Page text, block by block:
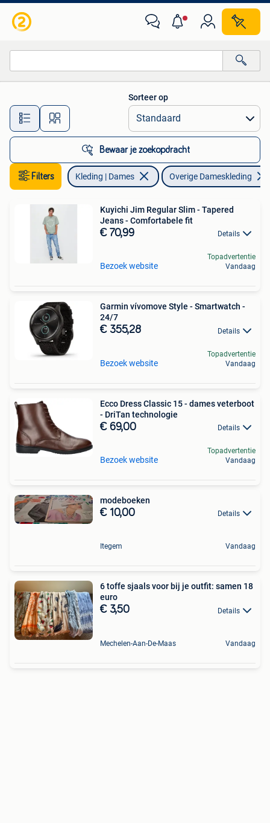
Alle afstanden…
Sorteer op
Bewaar je zoekopdracht
Filters Kleding | Dames Overige Dameskleding
Kuyichi Jim Regular Slim - Tapered
Jeans - Comfortabele fit
€ 70,99 Details
Bezoek website
Topadvertentie
Vandaag
Garmin vívomove Style - Smartwatch -
24/7
€ 355,28 Details
Bezoek website
Topadvertentie
Vandaag
Ecco Dress Classic 15 - dames veterboot
- DriTan technologie
€ 69,00 Details
Bezoek website
Topadvertentie
Vandaag
modeboeken
€ 10,00 Details
Itegem Vandaag
6 toffe sjaals voor bij je outfit: samen 18
euro
€ 3,50 Details
Mechelen-Aan-De-Maas Vandaag